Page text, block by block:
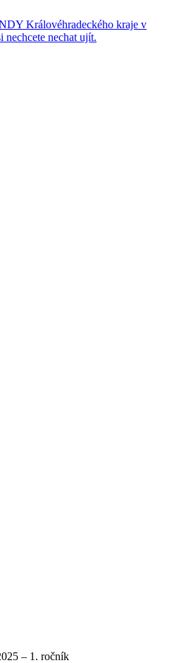
Královéhradeckého kraje v
nechcete nechat ujít.
– 1. ročník